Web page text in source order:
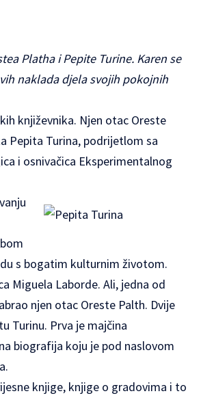
Platha i Pepite Turine. Karen se
naklada djela svojih pokojnih
književnika. Njen otac Oreste
Pepita Turina, podrijetlom sa
i osnivačica Eksperimentalnog
s bogatim kulturnim životom.
Miguela Laborde. Ali, jedna od
njen otac Oreste Palth. Dvije
Turinu. Prva je majčina
biografija koju je pod naslovom
knjige, knjige o gradovima i to